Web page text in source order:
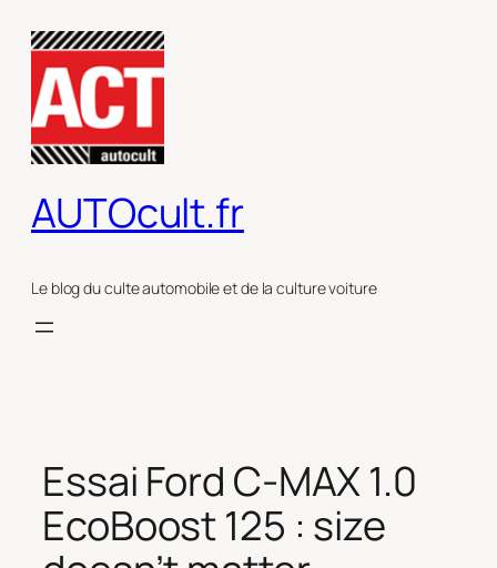
contenu
AUTOcult.fr
Le blog du culte automobile et de la culture voiture
Essai Ford C-MAX 1.0
EcoBoost 125 : size